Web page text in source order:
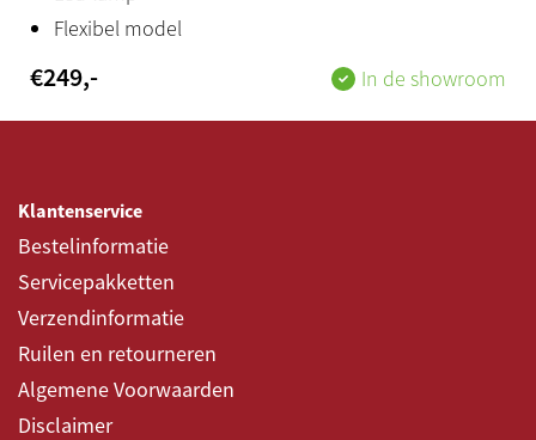
Standaard stereo jack
Productstatus
Nieuw
Land van herkomst
Nederland
Flexibel model
€249,- In de showroom
Klantenservice
Bestelinformatie
Servicepakketten
Verzendinformatie
Ruilen en retourneren
Algemene Voorwaarden
Disclaimer